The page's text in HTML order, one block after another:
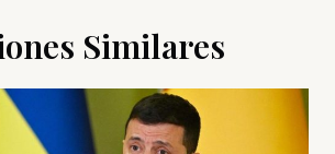
Similares